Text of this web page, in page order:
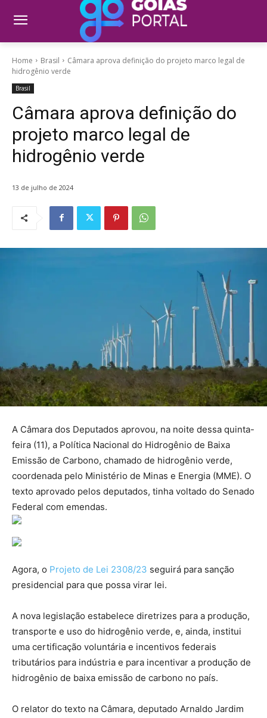
Home Brasil
Câmara aprova definição do projeto marco legal de
hidrogênio verde
Brasil
Câmara aprova definição do
projeto marco legal de
hidrogênio verde
13 de julho de 2024
A Câmara dos Deputados aprovou, na noite dessa quinta-
feira (11), a Política Nacional do Hidrogênio de Baixa
Emissão de Carbono, chamado de hidrogênio verde,
coordenada pelo Ministério de Minas e Energia (MME). O
texto aprovado pelos deputados, tinha voltado do Senado
Federal com emendas.
Agora, o Projeto de Lei 2308/23 seguirá para sanção
presidencial para que possa virar lei.
A nova legislação estabelece diretrizes para a produção,
transporte e uso do hidrogênio verde, e, ainda, institui
uma certificação voluntária e incentivos federais
tributários para indústria e para incentivar a produção de
hidrogênio de baixa emissão de carbono no país.
O relator do texto na Câmara, deputado Arnaldo Jardim